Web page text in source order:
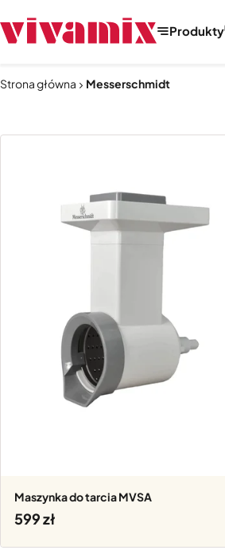
Produkty
Strona główna Messerschmidt
Maszynka do tarcia MVSA
599